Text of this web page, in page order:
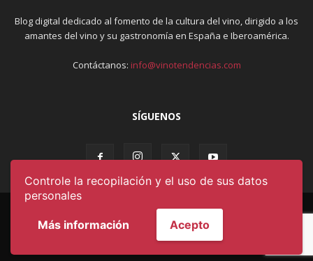
Controle la recopilación y el uso de sus datos
personales
Más información Acepto
Blog digital dedicado al fomento de la cultura del vino, dirigido a los
amantes del vino y su gastronomía en España e Iberoamérica.
Contáctanos: info@vinotendencias.com
SÍGUENOS
AVISO LEGAL & POLÍTICA DE PRIVACIDAD
CONDICIONES DE USO
CONTACTO QUIÉNES SOMOS